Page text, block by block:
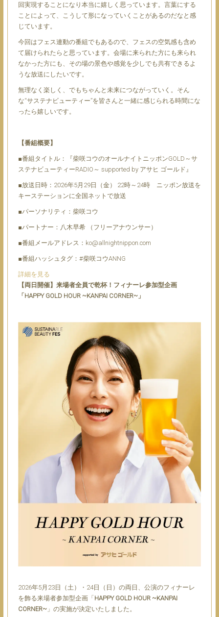
回実現することになり本当に嬉しく思っています。言葉にする
ことによって、こうして形になっていくことがあるのだなと感
じています。
今回はフェス連動の番組でもあるので、フェスの空気感も含め
て届けられたらと思っています。会場に来られた方にも来られ
なかった方にも、その場の景色や感覚を少しでも共有できるよ
うな放送にしたいです。
無理なく楽しく、でもちゃんと未来につながっていく。そん
な“サステナビューティー”を皆さんと一緒に感じられる時間にな
ったら嬉しいです。
【番組概要】
■番組タイトル：『柴咲コウのオールナイトニッポンGOLD～サ
ステナビューティーRADIO～ supported by アサヒ ゴールド』
■放送日時：2026年5月29日（金） 22時～24時 ニッポン放送を
キーステーションに全国ネットで放送
■パーソナリティ：柴咲コウ
■パートナー：八木早希 （フリーアナウンサー）
■番組メールアドレス：ko@allnightnippon.com
■番組ハッシュタグ：#柴咲コウANNG
詳細を見る
【両日開催】来場者全員で乾杯！フィナーレ参加型企画
「HAPPY GOLD HOUR ~KANPAI CORNER~」
2026年5月23日（土）・24日（日）の両日、公演のフィナーレ
を飾る来場者参加型企画「HAPPY GOLD HOUR ~KANPAI
CORNER~」の実施が決定いたしました。